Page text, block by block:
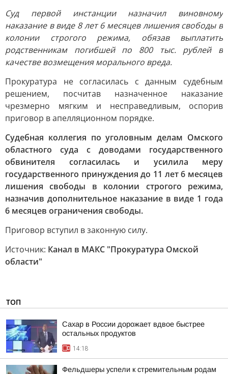
Суд первой инстанции назначил виновному
наказание в виде 8 лет 6 месяцев лишения свободы в
колонии строгого режима, обязав выплатить
родственникам погибшей по 800 тыс. рублей в
качестве возмещения морального вреда.
Прокуратура не согласилась с данным судебным
решением, посчитав назначенное наказание
чрезмерно мягким и несправедливым, оспорив
приговор в апелляционном порядке.
Судебная коллегия по уголовным делам Омского
областного суда с доводами государственного
обвинителя согласилась и усилила меру
государственного принуждения до 11 лет 6 месяцев
лишения свободы в колонии строгого режима,
назначив дополнительное наказание в виде 1 года
6 месяцев ограничения свободы.
Приговор вступил в законную силу.
Источник: Канал в МАКС "Прокуратура Омской
области"
ТОП
Сахар в России дорожает вдвое быстрее
остальных продуктов
14:18
Фельдшеры успели к стремительным родам